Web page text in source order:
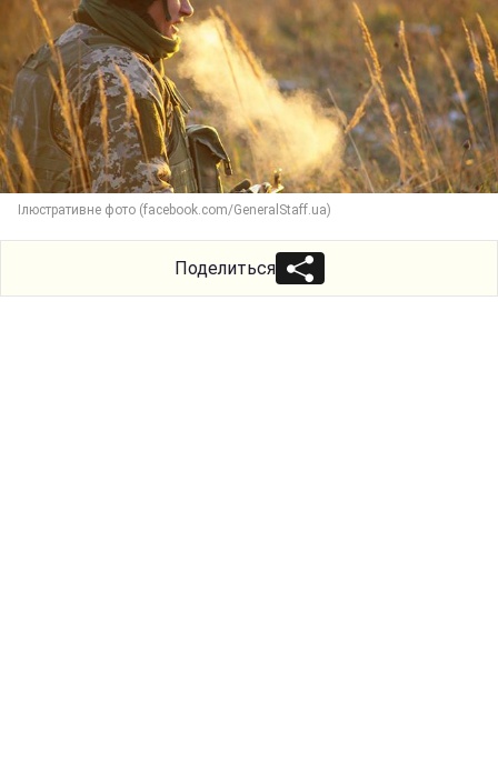
Ілюстративне фото (facebook.com/GeneralStaff.ua)
Поделиться